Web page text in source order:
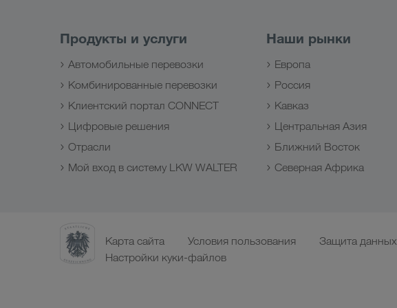
Продукты и услуги
Автомобильные перевозки
Комбинированные перевозки
Клиентский портал CONNECT
Цифровые решения
Отрасли
Мой вход в систему LKW WALTER
Наши рынки
Европа
Россия
Кавказ
Центральная Азия
Ближний Восток
Северная Африка
Карта сайта Условия пользования Защита данных
Настройки куки-файлов